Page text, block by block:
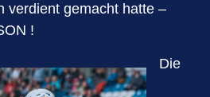
verdient gemacht hatte –
!
Die